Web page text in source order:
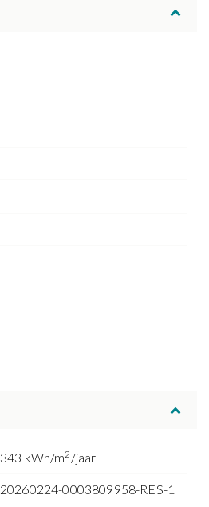
343 kWh/m2 /jaar
20260224-0003809958-RES-1